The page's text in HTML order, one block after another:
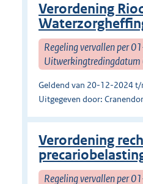
Verordening
Regeling vervallen per
Geldend van 20-12-2024
Uitgegeven door:
Verordening
Regeling vervallen per